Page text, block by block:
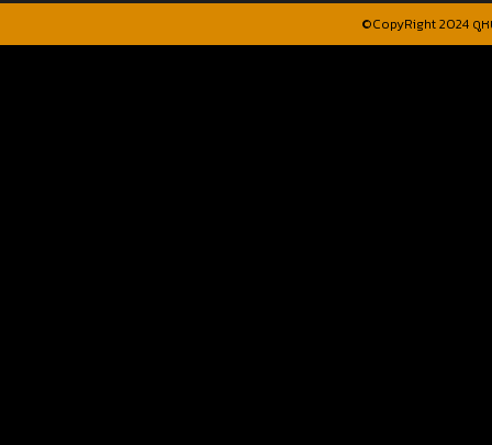
©CopyRight 2024 ดู